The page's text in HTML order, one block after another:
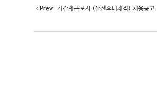
Prev 기간제근로자 (산전후대체직) 채용공고